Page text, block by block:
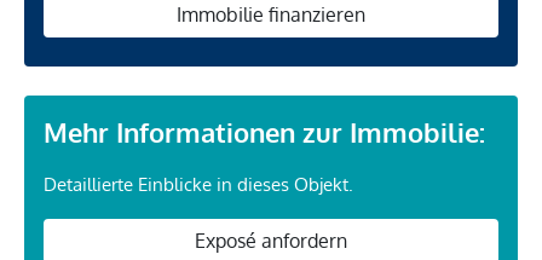
Immobilie finanzieren
Mehr Informationen zur Immobilie:
Detaillierte Einblicke in dieses Objekt.
Exposé anfordern